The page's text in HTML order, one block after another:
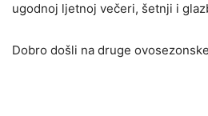
ugodnoj ljetnoj večeri, šetnji i
Dobro došli na druge